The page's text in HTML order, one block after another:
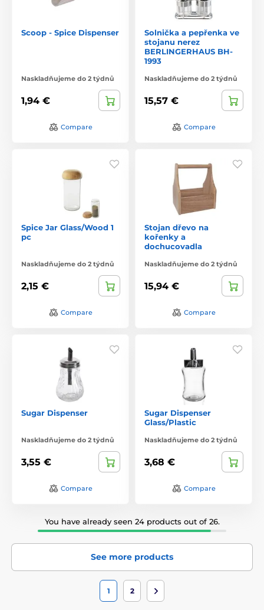
Scoop - Spice Dispenser
Naskladňujeme do 2 týdnů
1,94 €
Compare
Solnička a pepřenka ve
stojanu nerez
BERLINGERHAUS BH-
1993
Naskladňujeme do 2 týdnů
15,57 €
Compare
Spice Jar Glass/Wood 1
pc
Naskladňujeme do 2 týdnů
2,15 €
Compare
Stojan dřevo na
kořenky a
dochucovadla
Naskladňujeme do 2 týdnů
15,94 €
Compare
Sugar Dispenser
Naskladňujeme do 2 týdnů
3,55 €
Compare
Sugar Dispenser
Glass/Plastic
Naskladňujeme do 2 týdnů
3,68 €
Compare
You have already seen 24 products out of 26.
See more products
1 2